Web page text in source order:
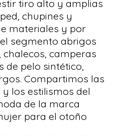
tiro alto y amplias
chupines y
materiales y por
segmento abrigos
camperas
de pelo sintético,
Compartimos las
los estilismos del
de la marca
para el otoño